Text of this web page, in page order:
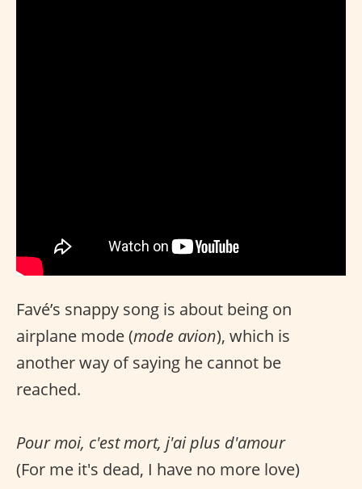
Favé’s snappy song is about being on
airplane mode (mode avion), which is
another way of saying he cannot be
reached.
Pour moi, c'est mort, j'ai plus d'amour
(For me it's dead, I have no more love)